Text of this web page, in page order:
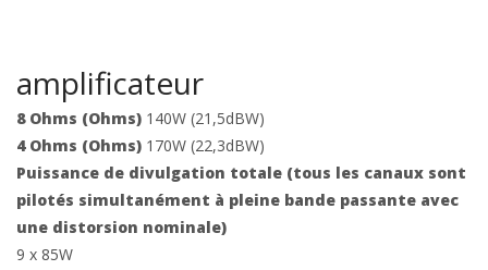
amplificateur
8 Ohms (Ohms) 140W (21,5dBW)
4 Ohms (Ohms) 170W (22,3dBW)
Puissance de divulgation totale (tous les canaux sont
pilotés simultanément à pleine bande passante avec
une distorsion nominale)
9 x 85W